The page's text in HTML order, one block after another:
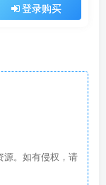
登录购买
源。如有侵权，请